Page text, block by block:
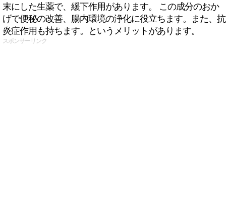
末にした生薬で、緩下作用があります。 この成分のおか
げで便秘の改善、腸内環境の浄化に役立ちます。また、抗
炎症作用も持ちます。というメリットがあります。
スポンサーリンク